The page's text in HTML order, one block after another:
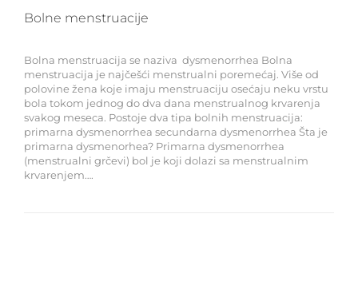
Bolne menstruacije
Bolna menstruacija se naziva dysmenorrhea Bolna
menstruacija je najčešći menstrualni poremećaj. Više od
polovine žena koje imaju menstruaciju osećaju neku vrstu
bola tokom jednog do dva dana menstrualnog krvarenja
svakog meseca. Postoje dva tipa bolnih menstruacija:
primarna dysmenorrhea secundarna dysmenorrhea Šta je
primarna dysmenorhea? Primarna dysmenorrhea
(menstrualni grčevi) bol je koji dolazi sa menstrualnim
krvarenjem….